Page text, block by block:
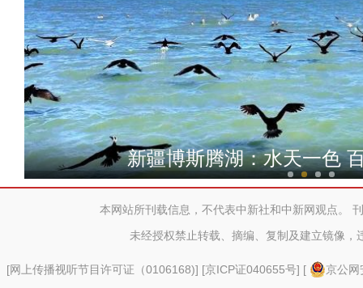
八钢：今年前两月出口量较
新疆博斯腾湖：水天一色
本网站所刊载信息，不代表中新社和中新网观点。
未经授权禁止转载、摘编、复制及建立镜像，
[网上传播视听节目许可证（0106168)] [京ICP证040655号] [
京公